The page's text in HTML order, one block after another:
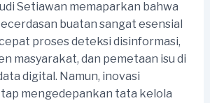
Setiawan memaparkan bahwa
buatan sangat esensial
proses deteksi disinformasi,
masyarakat, dan pemetaan isu di
digital. Namun, inovasi
mengedepankan tata kelola